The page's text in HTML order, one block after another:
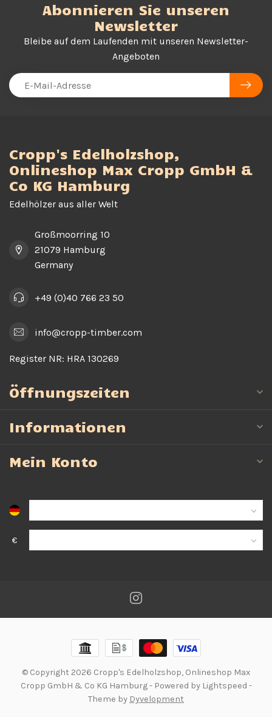
Abonnieren Sie unseren
Newsletter
Bleibe auf dem Laufenden mit unseren Newsletter-
Angeboten
Cropp's Edelholzshop,
Onlineshop Max Cropp GmbH &
Co KG Hamburg
Edelhölzer aus aller Welt
Großmoorring 10
21079 Hamburg
Germany
+49 (0)40 766 23 50
info@cropp-timber.com
Register NR: HRA 130269
Öffnungszeiten
Informationen
Mein Konto
€
© Copyright 2026 Cropp's Edelholzshop, Onlineshop Max
Cropp GmbH & Co KG Hamburg- Powered by Lightspeed -
Theme by Dyvelopment